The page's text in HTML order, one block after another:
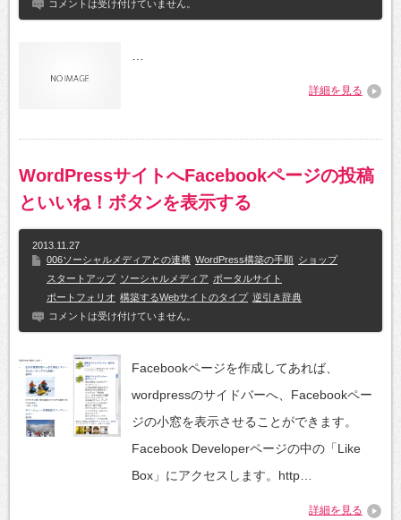
コメントは受け付けていません。
詳細を見る
WordPressサイトへFacebookページの投稿
といいね！ボタンを表示する
2013.11.27
006ソーシャルメディアとの連携 WordPress構築の手順 ショップ
スタートアップ ソーシャルメディア ポータルサイト
ポートフォリオ 構築するWebサイトのタイプ 逆引き辞典
コメントは受け付けていません。
Facebookページを作成してあれば、
wordpressのサイドバーへ、Facebookペー
ジの小窓を表示させることができます。
Facebook Developerページの中の「Like
Box」にアクセスします。http…
詳細を見る